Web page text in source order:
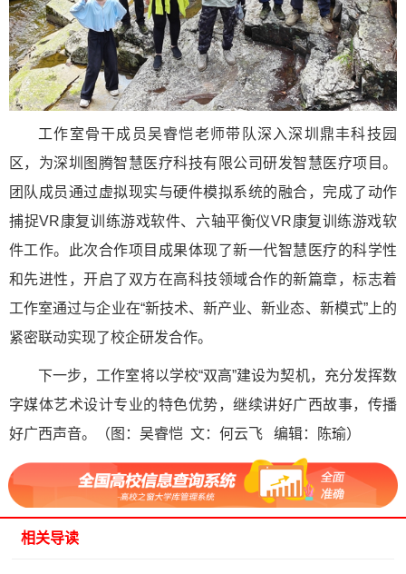
工作室骨干成员吴睿恺老师带队深入深圳鼎丰科技园
区，为深圳图腾智慧医疗科技有限公司研发智慧医疗项目。
团队成员通过虚拟现实与硬件模拟系统的融合，完成了动作
捕捉VR康复训练游戏软件、六轴平衡仪VR康复训练游戏软
件工作。此次合作项目成果体现了新一代智慧医疗的科学性
和先进性，开启了双方在高科技领域合作的新篇章，标志着
工作室通过与企业在“新技术、新产业、新业态、新模式”上的
紧密联动实现了校企研发合作。
下一步，工作室将以学校“双高”建设为契机，充分发挥数
字媒体艺术设计专业的特色优势，继续讲好广西故事，传播
好广西声音。（图：吴睿恺 文：何云飞 编辑：陈瑜）
相关导读